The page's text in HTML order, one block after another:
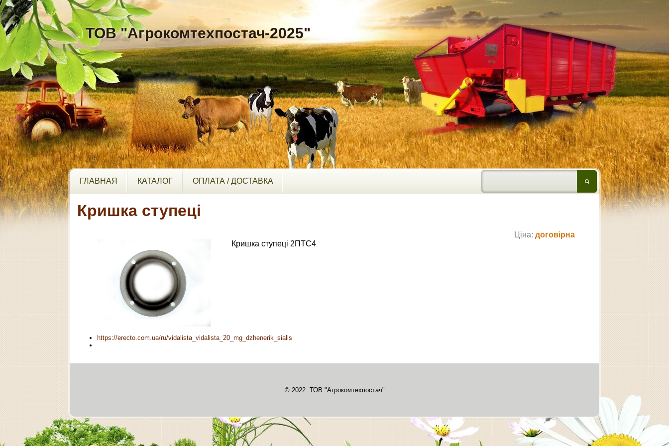
ТОВ "Агрокомтехпостач-2025"
ГЛАВНАЯ КАТАЛОГ ОПЛАТА / ДОСТАВКА
Кришка ступеці
Ціна: договірна
Кришка ступеці 2ПТС4
https://erecto.com.ua/ru/vidalista_vidalista_20_mg_dzhenerik_sialis
© 2022. ТОВ "Агрокомтехпостач"